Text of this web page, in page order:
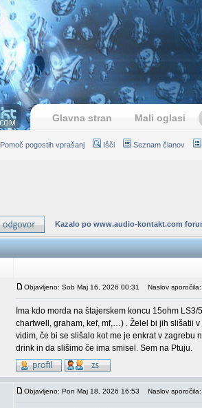
Glavna stran Mali oglasi
Pomoč pogostih vprašanj Išči Seznam članov
Kazalo po www.audio-kontakt.com
Objavljeno: Sob Maj 16, 2026 00:31 Naslov
Ima kdo morda na štajerskem koncu 15ohm
chartwell, graham, kef, mf,…) . Želel bi jih slišatii
vidim, če bi se slišalo kot me je enkrat v zagrebu
drink in da slišimo če ima smisel. Sem na Ptuju.
Objavljeno: Pon Maj 18, 2026 16:53 Naslov